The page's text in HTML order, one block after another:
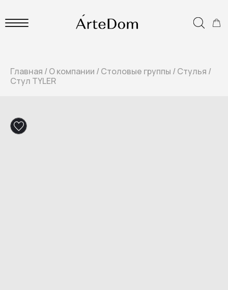
Главная /О компании /Столовые группы /Стулья /
Стул TYLER